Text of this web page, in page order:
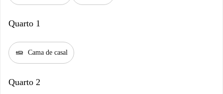
Quarto 1
airline_seat_flat Cama de casal
Quarto 2